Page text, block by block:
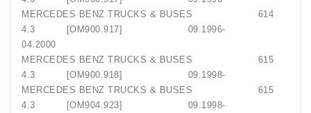
MERCEDES BENZ TRUCKS & BUSES 614
4.3 [OM900.917] 09.1996-
04.2000
MERCEDES BENZ TRUCKS & BUSES 615
4.3 [OM900.918] 09.1998-
MERCEDES BENZ TRUCKS & BUSES 615
4.3 [OM904.923] 09.1998-